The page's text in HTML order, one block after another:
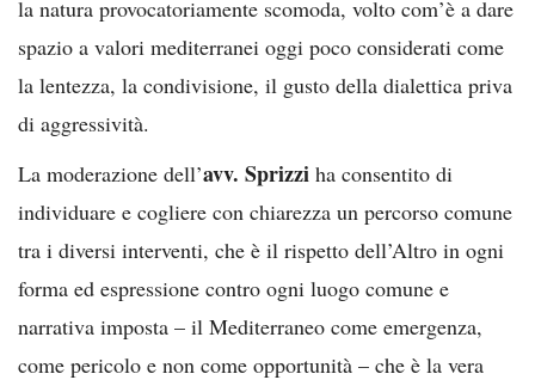
la natura provocatoriamente scomoda, volto com’è a dare
spazio a valori mediterranei oggi poco considerati come
la lentezza, la condivisione, il gusto della dialettica priva
di aggressività.
La moderazione dell’avv. Sprizzi ha consentito di
individuare e cogliere con chiarezza un percorso comune
tra i diversi interventi, che è il rispetto dell’Altro in ogni
forma ed espressione contro ogni luogo comune e
narrativa imposta – il Mediterraneo come emergenza,
come pericolo e non come opportunità – che è la vera